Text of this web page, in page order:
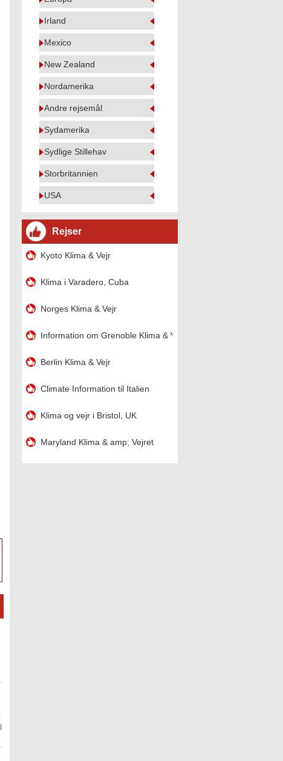
Irland
Mexico
New Zealand
Nordamerika
Andre rejsemål
Sydamerika
Sydlige Stillehav
Storbritannien
USA
Rejser
Kyoto Klima & Vejr
Klima i Varadero, Cuba
Norges Klima & Vejr
Information om Grenoble Klima & Vejr
Berlin Klima & Vejr
Climate Information til Italien
Klima og vejr i Bristol, UK
Maryland Klima & amp; Vejret